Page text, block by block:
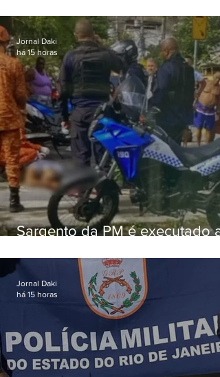
Sargento da PM é executado a
em Vaz Lobo
Jornal Daki
há 15 horas
Jornal Daki
há 15 horas